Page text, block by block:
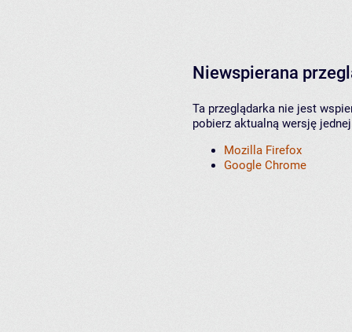
Niewspierana
Ta przeglądarka nie jest
pobierz aktualną wersję
Mozilla Firefox
Google Chrome